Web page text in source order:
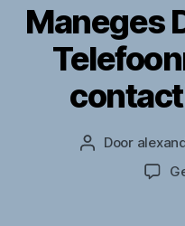
Maneges
Berichtauteur
Door